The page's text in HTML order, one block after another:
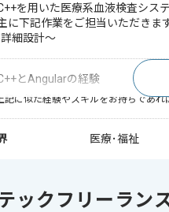
を用いた医療系血液検査シス
に下記作業をご担当いただきます
細設計～
とAngularの経験
に似た経験やスキルをお持ちであれ
医療･福祉
ックフリーラン